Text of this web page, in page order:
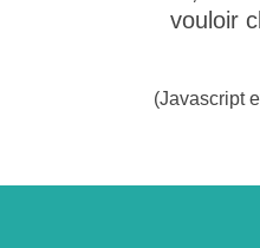
vouloir
(Javascript